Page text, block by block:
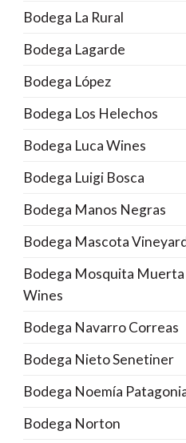
Bodega La Rural
Bodega Lagarde
Bodega López
Bodega Los Helechos
Bodega Luca Wines
Bodega Luigi Bosca
Bodega Manos Negras
Bodega Mascota
Bodega Mosquita Muerta
Wines
Bodega Navarro Correas
Bodega Nieto Senetiner
Bodega Noemía
Bodega Norton